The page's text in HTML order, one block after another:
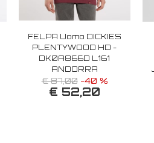
FELPA Uomo DICKIES
PLENTYWOOD HD -
DK0A866D L161
ANDORRA
€ 87,00-40 %
€ 52,20